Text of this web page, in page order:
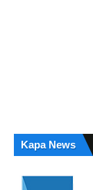
Kapa News